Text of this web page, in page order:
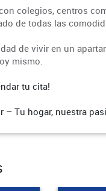
colegios, centros
de todas las
de vivir en un
mismo.
tu cita!
– Tu hogar, nuestra